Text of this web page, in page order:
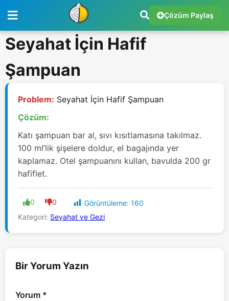
Çözüm Paylaş
Seyahat İçin Hafif
Şampuan
Problem: Seyahat İçin Hafif Şampuan
Çözüm:
Katı şampuan bar al, sıvı kısıtlamasına takılmaz.
100 ml’lik şişelere doldur, el bagajında yer
kaplamaz. Otel şampuanını kullan, bavulda 200 gr
hafiflet.
0 0 Görüntüleme: 160
Kategori: Seyahat ve Gezi
Bir Yorum Yazın
Yorum *